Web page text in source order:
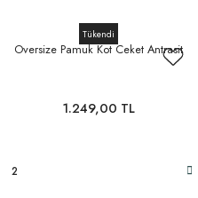
Tükendi
Oversize Pamuk Kot Ceket Antrasit
1.249,00 TL
2